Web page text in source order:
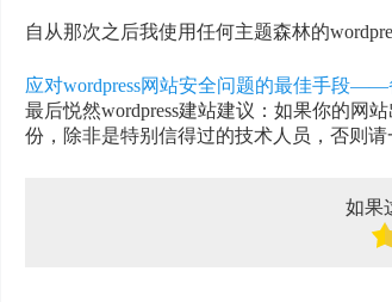
自从那次之后我使用任何主题森林的
应对wordpress网站安全问题的最佳手段——
最后悦然wordpress建站建议：如果你的网
份，除非是特别信得过的技术人员，否则
如果